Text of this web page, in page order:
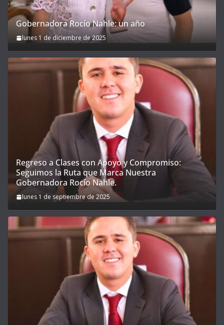
Gobernadora Rocío Nahle: un año
lunes 1 de diciembre de 2025
Regreso a Clases con Apoyo y Compromiso:
Seguimos la Ruta que Marca Nuestra
Gobernadora Rocío Nahle.
lunes 1 de septiembre de 2025